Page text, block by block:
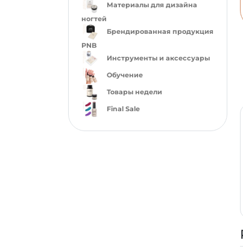
Материалы для дизайна
ногтей
Брендированная продукция
PNB
Инструменты и аксессуары
Обучение
Товары недели
Final Sale